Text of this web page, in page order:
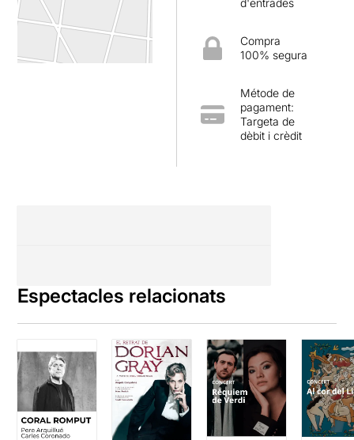
d'entrades
Compra
100% segura
Métode de
pagament:
Targeta de
dèbit i crèdit
Espectacles relacionats